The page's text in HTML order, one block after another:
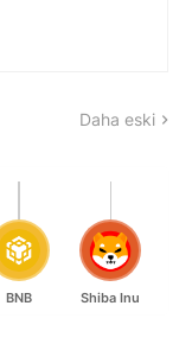
Daha eski
BNB Shiba Inu